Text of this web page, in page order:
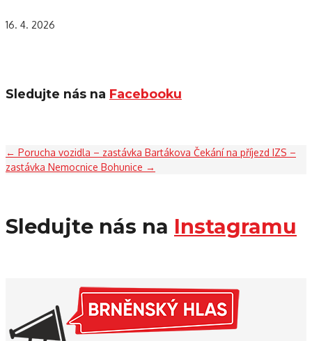
16. 4. 2026
Sledujte nás na Facebooku
← Porucha vozidla – zastávka Bartákova Čekání na příjezd IZS –
zastávka Nemocnice Bohunice →
Sledujte nás na Instagramu